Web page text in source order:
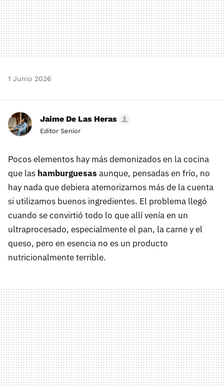
1 Junio 2026
Jaime De Las Heras
Editor Senior
Pocos elementos hay más demonizados en la cocina
que las hamburguesas aunque, pensadas en frío, no
hay nada que debiera atemorizarnos más de la cuenta
si utilizamos buenos ingredientes. El problema llegó
cuando se convirtió todo lo que allí venía en un
ultraprocesado, especialmente el pan, la carne y el
queso, pero en esencia no es un producto
nutricionalmente terrible.